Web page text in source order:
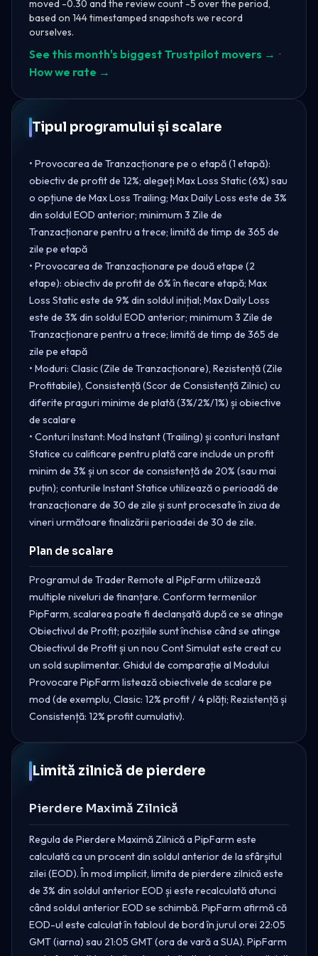
moved -0.30 and the review count -5 over the period,
based on 144 timestamped snapshots we record
ourselves.
See this month's biggest Trustpilot movers → ·
How we rate →
Tipul programului și scalare
• Provocarea de Tranzacționare pe o etapă (1 etapă):
obiectiv de profit de 12%; alegeți Max Loss Static (6%) sau
o opțiune de Max Loss Trailing; Max Daily Loss este de 3%
din soldul EOD anterior; minimum 3 Zile de
Tranzacționare pentru a trece; limită de timp de 365 de
zile pe etapă
• Provocarea de Tranzacționare pe două etape (2
etape): obiectiv de profit de 6% în fiecare etapă; Max
Loss Static este de 9% din soldul inițial; Max Daily Loss
este de 3% din soldul EOD anterior; minimum 3 Zile de
Tranzacționare pentru a trece; limită de timp de 365 de
zile pe etapă
• Moduri: Clasic (Zile de Tranzacționare), Rezistență (Zile
Profitabile), Consistență (Scor de Consistență Zilnic) cu
diferite praguri minime de plată (3%/2%/1%) și obiective
de scalare
• Conturi Instant: Mod Instant (Trailing) și conturi Instant
Statice cu calificare pentru plată care include un profit
minim de 3% și un scor de consistență de 20% (sau mai
puțin); conturile Instant Statice utilizează o perioadă de
tranzacționare de 30 de zile și sunt procesate în ziua de
vineri următoare finalizării perioadei de 30 de zile.
Plan de scalare
Programul de Trader Remote al PipFarm utilizează
multiple niveluri de finanțare. Conform termenilor
PipFarm, scalarea poate fi declanșată după ce se atinge
Obiectivul de Profit; pozițiile sunt închise când se atinge
Obiectivul de Profit și un nou Cont Simulat este creat cu
un sold suplimentar. Ghidul de comparație al Modului
Provocare PipFarm listează obiectivele de scalare pe
mod (de exemplu, Clasic: 12% profit / 4 plăți; Rezistență și
Consistență: 12% profit cumulativ).
Limită zilnică de pierdere
Pierdere Maximă Zilnică
Regula de Pierdere Maximă Zilnică a PipFarm este
calculată ca un procent din soldul anterior de la sfârșitul
zilei (EOD). În mod implicit, limita de pierdere zilnică este
de 3% din soldul anterior EOD și este recalculată atunci
când soldul anterior EOD se schimbă. PipFarm afirmă că
EOD-ul este calculat în tabloul de bord în jurul orei 22:05
GMT (iarna) sau 21:05 GMT (ora de vară a SUA). PipFarm